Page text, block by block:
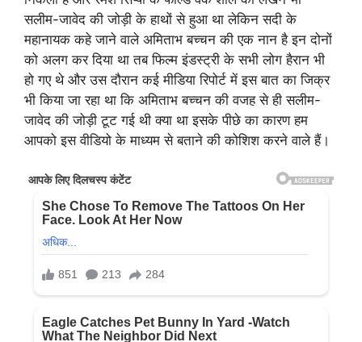
सलीम-जावेद की जोड़ी के हाथों से हुआ था लेकिन सदी के
महानायक कहे जाने वाले अमिताभ बच्चन की एक नान है इन दोनों
को अलग कर दिया था तब फिल्म इंडस्ट्री के सभी लोग हैरान भी
हो गए थे और उस दौरान कई मीडिया रिपोर्ट में इस बात का जिक्र
भी किया जा रहा था कि अमिताभ बच्चन की वजह से ही सलीम-
जावेद की जोड़ी टूट गई थी क्या था इसके पीछे का कारण हम
आपको इस वीडियो के माध्यम से बताने की कोशिश करने वाले हैं।